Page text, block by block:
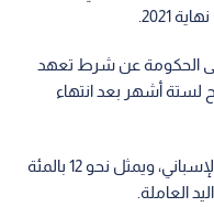
2021.
الحكومة عن شرط تعهد
لستة أشهر بعد انتهاء
وقطاع السياحة بالغ الأهمية للاقتصاد الإسباني، ويمثل نحو 12 بالمئة